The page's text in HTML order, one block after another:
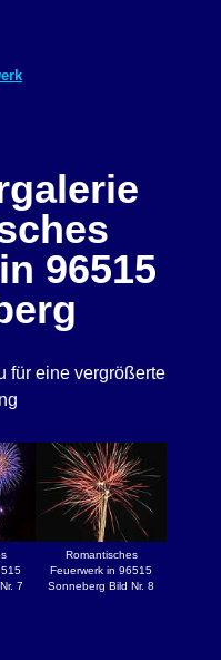
96515
für eine vergrößerte
7
Romantisches
Feuerwerk in 96515
Sonneberg Bild Nr. 8